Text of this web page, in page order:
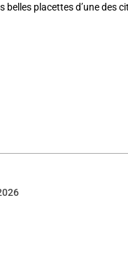
placettes d’une des